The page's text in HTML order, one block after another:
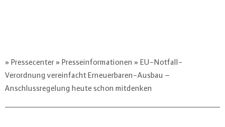
Pressecenter Presseinformationen
EU-Notfall-
Verordnung vereinfacht Erneuerbaren-Ausbau –
Anschlussregelung heute schon mitdenken